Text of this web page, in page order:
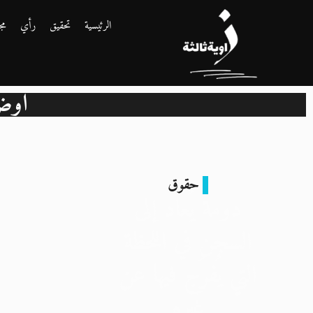
الرئيسية تحقيق رأي
حقوق